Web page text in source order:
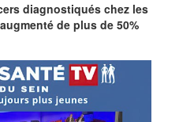
diagnostiqués chez les
de plus de 50%